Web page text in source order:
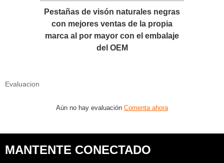
Pestañas de visón naturales negras
con mejores ventas de la propia
marca al por mayor con el embalaje
del OEM
Evaluacion
Aún no hay evaluación Comenta ahora
MANTENTE CONECTADO